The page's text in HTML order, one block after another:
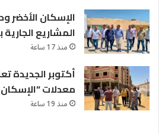
الإسكان الأخضر
المشاريع
منذ 17 ساعة
أكتوبر الجديدة
معدلات “الإسكان
منذ 19 ساعة